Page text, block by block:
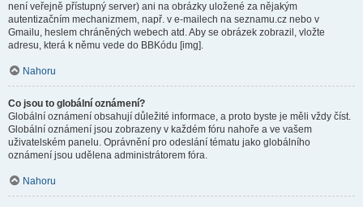
není veřejně přístupný server) ani na obrázky uložené za nějakým
autentizačním mechanizmem, např. v e-mailech na seznamu.cz nebo v
Gmailu, heslem chráněných webech atd. Aby se obrázek zobrazil, vložte
adresu, která k němu vede do BBKódu [img].
Nahoru
Co jsou to globální oznámení?
Globální oznámení obsahují důležité informace, a proto byste je měli vždy číst.
Globální oznámení jsou zobrazeny v každém fóru nahoře a ve vašem
uživatelském panelu. Oprávnění pro odeslání tématu jako globálního
oznámení jsou udělena administrátorem fóra.
Nahoru